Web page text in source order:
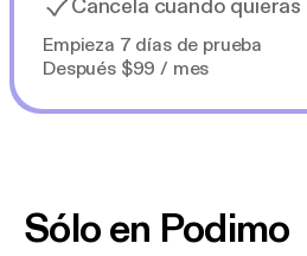
Cancela cuando quieras
Empieza 7 días de prueba
Después $99 / mes
Sólo en Podimo